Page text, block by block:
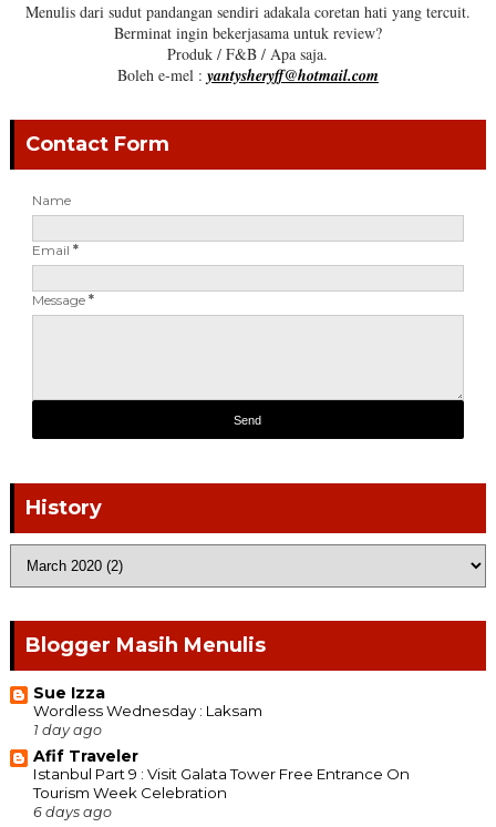
Menulis dari sudut pandangan sendiri adakala coretan hati yang tercuit.
Berminat ingin bekerjasama untuk review?
Produk / F&B / Apa saja.
Boleh e-mel : yantysheryff@hotmail.com
Contact Form
Name
Email *
Message *
History
Blogger Masih Menulis
Sue Izza
Wordless Wednesday : Laksam
1 day ago
Afif Traveler
Istanbul Part 9 : Visit Galata Tower Free Entrance On
Tourism Week Celebration
6 days ago